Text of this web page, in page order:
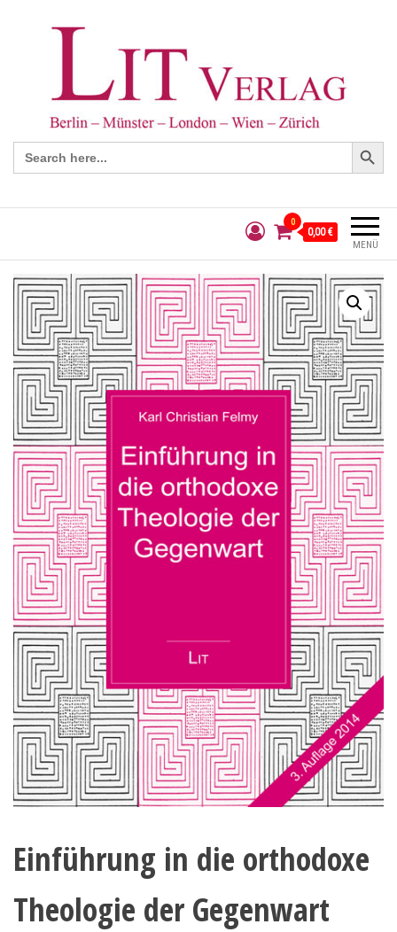
Search
for:
Search Button
MENÜ
0
0,00 €
Einführung in die orthodoxe
Theologie der Gegenwart